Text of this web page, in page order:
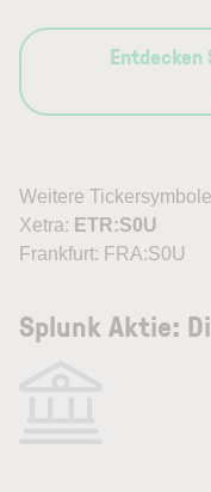
Entdecken
Weitere
Xetra: ETR:S0U
Frankfurt: FRA:S0U
Splunk Aktie: